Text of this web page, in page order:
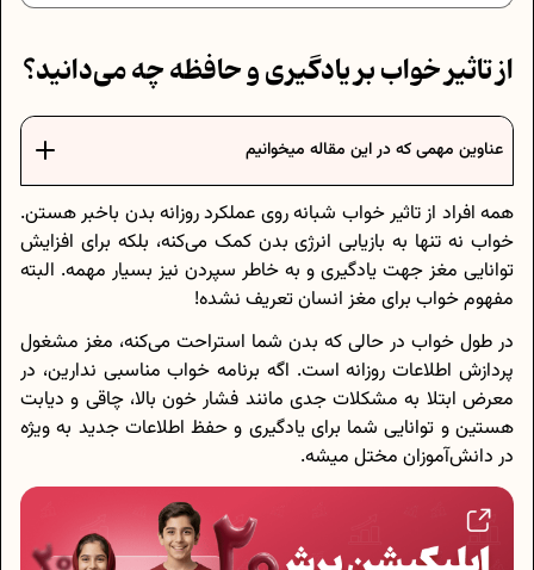
از تاثیر خواب بر یادگیری و حافظه چه می‌دانید؟
عناوین مهمی که در این مقاله میخوانیم
همه افراد از تاثیر خواب شبانه روی عملکرد روزانه بدن باخبر هستن.
خواب نه تنها به بازیابی انرژی بدن کمک می‌کنه، بلکه برای افزایش
توانایی مغز جهت یادگیری و به خاطر سپردن نیز بسیار مهمه. البته
مفهوم خواب برای مغز انسان تعریف نشده!
در طول خواب در حالی که بدن شما استراحت می‌کنه، مغز مشغول
پردازش اطلاعات روزانه است. اگه برنامه خواب مناسبی ندارین، در
معرض ابتلا به مشکلات جدی مانند فشار خون بالا، چاقی و دیابت
هستین و توانایی شما برای یادگیری و حفظ اطلاعات جدید به ویژه
در دانش‌آموزان مختل میشه.